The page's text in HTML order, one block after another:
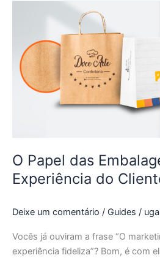
O Papel das
Experiência do
Deixe um comentário / Guides /
Vocês já ouviram a frase “O
experiência fideliza”? Bom, é com
Embalagens
na
Experiência